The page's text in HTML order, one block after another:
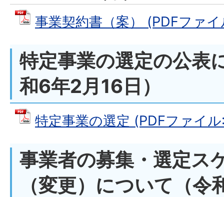
事業契約書（案） (PDFファ
特定事業の選定の公表
和6年2月16日）
特定事業の選定 (PDFファイ
事業者の募集・選定ス
（変更）について（令